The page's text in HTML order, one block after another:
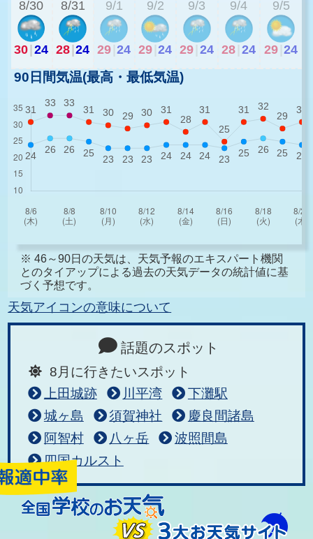
8/30
30|24
8/31
28|24
9/1
29 24
9/2
29 24
9/3
29 24
9/4
28 24
9/5
29 24
90日間気温(最高・最低気温)
※ 46～90日の天気は、天気予報のエキスパート機関
とのタイアップによる過去の天気データの統計値に基
づく予想です。
天気アイコンの意味について
話題のスポット
8月に行きたいスポット
上田城跡
川平湾
下灘駅
城ヶ島
須賀神社
慶良間諸島
阿智村
八ヶ岳
波照間島
四国カルスト